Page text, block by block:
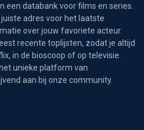
een databank voor films en series.
adres voor het laatste
over jouw favoriete acteur.
recente toplijsten, zodat je altijd
in de bioscoop of op televisie.
unieke platform van
aan bij onze community.